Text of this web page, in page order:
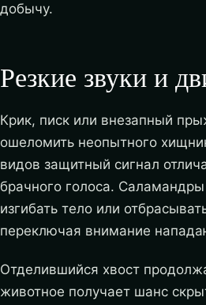
добычу.
Резкие звуки и
Крик, писк или внезапный
ошеломить неопытного
видов защитный сигнал
брачного голоса.
изгибать тело или
переключая внимание
Отделившийся хвост
животное получает шанс